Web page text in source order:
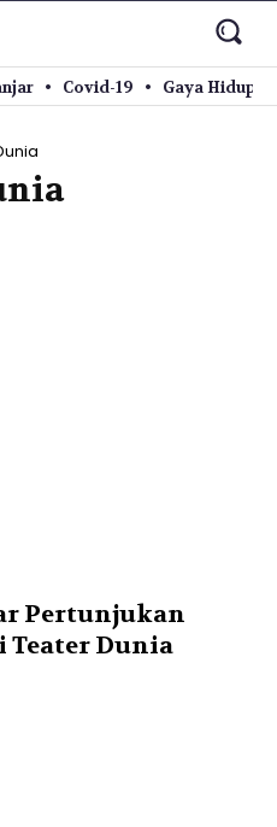
Covid-19 Gaya Hidup
Pertunjukan
Teater Dunia